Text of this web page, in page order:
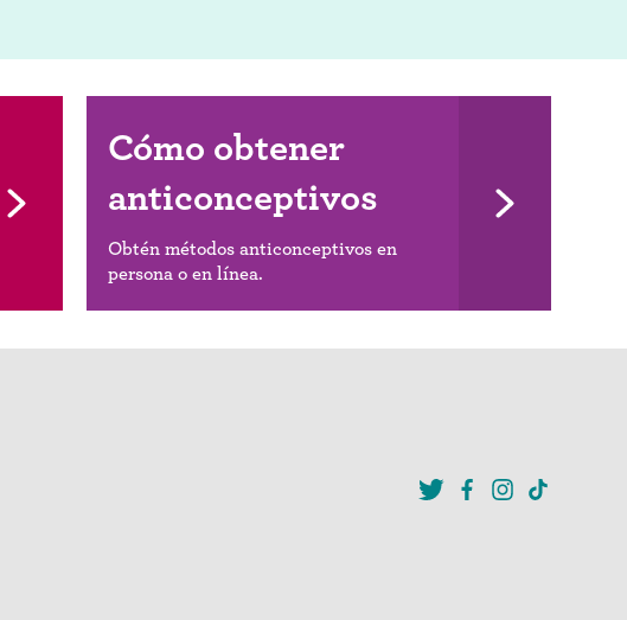
Cómo obtener
anticonceptivos
Obtén métodos anticonceptivos en
persona o en línea.